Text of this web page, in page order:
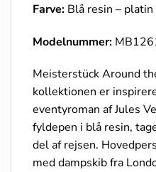
Farve: Blå resin – platin
Modelnummer:
Meisterstück Around
kollektionen er
eventyroman af Jules
fyldepen i blå resin,
del af rejsen.
med dampskib fra